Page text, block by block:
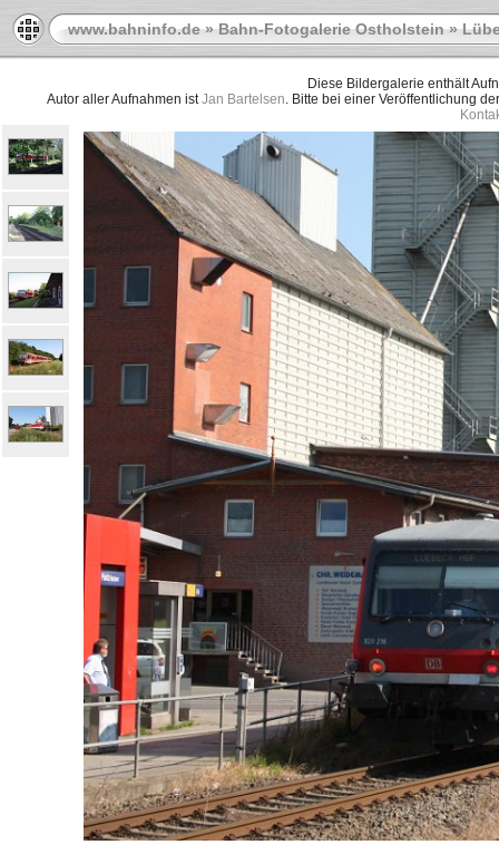
www.bahninfo.de»Bahn-Fotogalerie Ostholstein»
Diese Bildergalerie enthält
Autor aller Aufnahmen istJan Bartelsen. Bitte bei einer Veröffentlichung